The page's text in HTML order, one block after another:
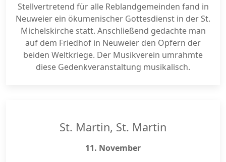
Stellvertretend für alle Reblandgemeinden fand in
Neuweier ein ökumenischer Gottesdienst in der St.
Michelskirche statt. Anschließend gedachte man
auf dem Friedhof in Neuweier den Opfern der
beiden Weltkriege. Der Musikverein umrahmte
diese Gedenkveranstaltung musikalisch.
St. Martin, St. Martin
11. November